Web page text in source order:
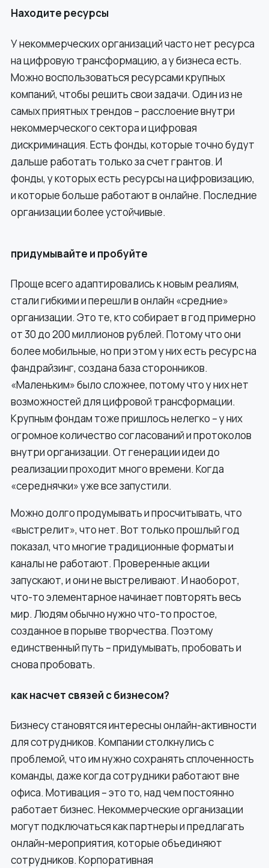
Находите ресурсы
У некоммерческих организаций часто нет ресурса
на цифровую трансформацию, а у бизнеса есть.
Можно воспользоваться ресурсами крупных
компаний, чтобы решить свои задачи. Один из не
самых приятных трендов – расслоение внутри
некоммерческого сектора и цифровая
дискриминация. Есть фонды, которые точно будут
дальше работать только за счет грантов. И
фонды, у которых есть ресурсы на цифровизацию,
и которые больше работают в онлайне. Последние
организации более устойчивые.
придумывайте и пробуйте
Проще всего адаптировались к новым реалиям,
стали гибкими и перешли в онлайн «средние»
организации. Это те, кто собирает в год примерно
от 30 до 200 миллионов рублей. Потому что они
более мобильные, но при этом у них есть ресурс на
фандрайзинг, создана база сторонников.
«Маленьким» было сложнее, потому что у них нет
возможностей для цифровой трансформации.
Крупным фондам тоже пришлось нелегко – у них
огромное количество согласований и протоколов
внутри организации. От генерации идеи до
реализации проходит много времени. Когда
«середнячки» уже все запустили.
Можно долго продумывать и просчитывать, что
«выстрелит», что нет. Вот только прошлый год
показал, что многие традиционные форматы и
каналы не работают. Проверенные акции
запускают, и они не выстреливают. И наоборот,
что-то элементарное начинает повторять весь
мир. Людям обычно нужно что-то простое,
созданное в порыве творчества. Поэтому
единственный путь – придумывать, пробовать и
снова пробовать.
как насчет связей с бизнесом?
Бизнесу становятся интересны онлайн-активности
для сотрудников. Компании столкнулись с
проблемой, что им нужно сохранять сплоченность
команды, даже когда сотрудники работают вне
офиса. Мотивация – это то, над чем постоянно
работает бизнес. Некоммерческие организации
могут подключаться как партнеры и предлагать
онлайн-мероприятия, которые объединяют
сотрудников. Корпоративная